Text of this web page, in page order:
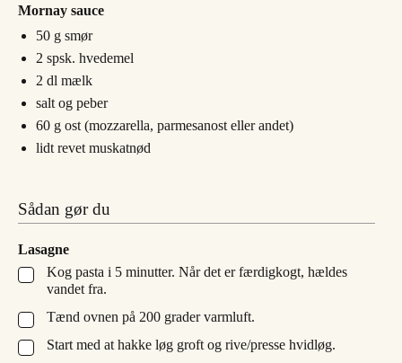
Mornay sauce
50 g smør
2 spsk. hvedemel
2 dl mælk
salt og peber
60 g ost (mozzarella, parmesanost eller andet)
lidt revet muskatnød
Sådan gør du
Lasagne
▢
Kog pasta i 5 minutter. Når det er færdigkogt, hældes
vandet fra.
▢
Tænd ovnen på 200 grader varmluft.
▢
Start med at hakke løg groft og rive/presse hvidløg.